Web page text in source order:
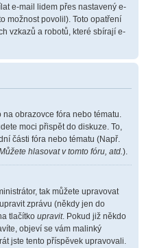
e-mail lidem přes nastavený e-
možnost povolil). Toto opatření
vzkazů a robotů, které sbírají e-
obrazovce fóra nebo tématu.
moci přispět do diskuze. To,
části fóra nebo tématu (Např.
hlasovat v tomto fóru, atd.).
tak můžete upravovat
zprávu (někdy jen do
tlačítko upravit. Pokud již někdo
objeví se vám malinký
jste tento příspěvek upravovali.